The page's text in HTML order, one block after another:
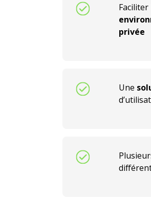
Faciliter
privée
Une